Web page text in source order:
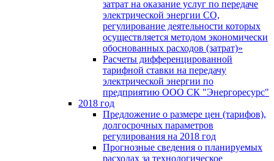
затрат на оказание услуг по передаче
электрической энергии СО,
регулирование деятельности которых
осуществляется методом экономически
обоснованных расходов (затрат)»
Расчеты дифференцированной
тарифной ставки на передачу
электрической энергии по
предприятию ООО СК "Энергоресурс"
2018 год
Предложение о размере цен (тарифов),
долгосрочных параметров
регулирования на 2018 год
Прогнозные сведения о планируемых
расходах за технологическое